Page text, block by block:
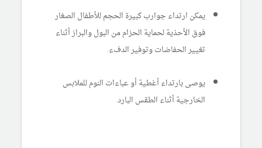
يمكن ارتداء جوارب كبيرة الحجم للأطفال الصغار
فوق الأحذية لحماية الحزام من البول والبراز أثناء
تغيير الحفاضات وتوفير الدفء.
يوصى بارتداء أغطية أو عباءات النوم للملابس
الخارجية أثناء الطقس البارد.